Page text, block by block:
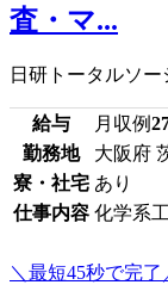
査・マ...
日研トータルソ
給与 月収例
勤務地
大阪府
寮・社宅 あり
仕事内容 化学系
＼最短45秒で完了